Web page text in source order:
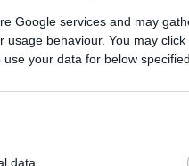
Google services and may
behaviour. You may
your data for below
data.
így
az